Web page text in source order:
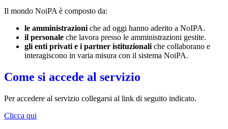
Il mondo NoiPA è composto da:
le amministrazioni che ad oggi hanno aderito a NoIPA.
il personale che lavora presso le amministrazioni gestite.
gli enti privati e i partner istituzionali che collaborano e
interagiscono in varia misura con il sistema NoiPA.
Come si accede al servizio
Per accedere al servizio collegarsi al link di seguito indicato.
Clicca qui